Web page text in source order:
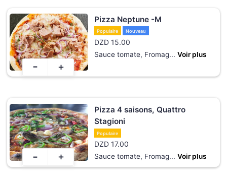
Pizza Neptune -M
Populaire Nouveau
DZD 15.00
Sauce tomate, Fromag... Voir plus
- +
Pizza 4 saisons, Quattro
Stagioni
Populaire
DZD 17.00
Sauce tomate, Fromag... Voir plus
- +